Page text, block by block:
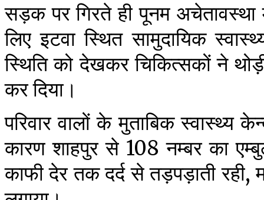
सड़क पर गिरते ही पूनम
लिए इटवा स्थित सामुदायिक
स्थिति को देखकर चिकित्सकों ने
कर दिया।
परिवार वालों के मुताबिक
कारण शाहपुर से 108 नम्बर का
काफी देर तक दर्द से तड़पड़ाती